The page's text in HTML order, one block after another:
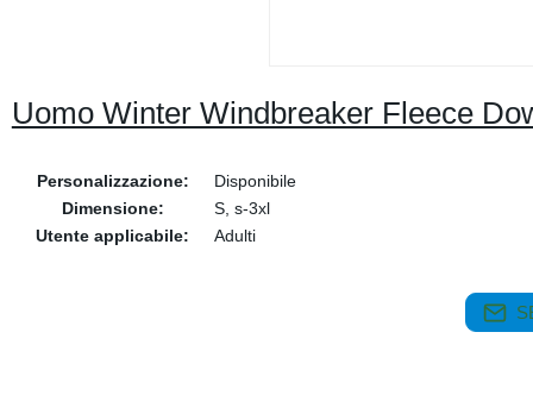
Uomo Winter Windbreaker Fleece
Personalizzazione:
Disponibile
Dimensione:
S, s-3xl
Utente applicabile:
Adulti